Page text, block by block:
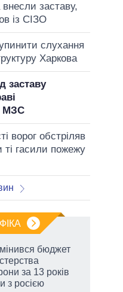
внесли заставу,
із СІЗО
слухання
Харкова
заставу
МЗС
ворог обстріляв
ті гасили пожежу
бюджет
за 13 років
з росією